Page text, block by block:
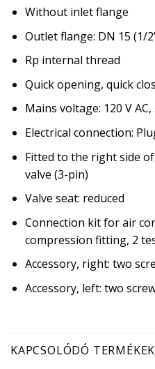
Without inlet flange
Outlet flange: DN 15 (1/
Rp internal thread
Quick opening, quick
Mains voltage: 120 V
Electrical connection:
Fitted to the right side
valve (3-pin)
Valve seat: reduced
Connection kit for air
compression fitting, 2
Accessory, right: two
Accessory, left: two
KAPCSOLÓDÓ TERMÉKEK